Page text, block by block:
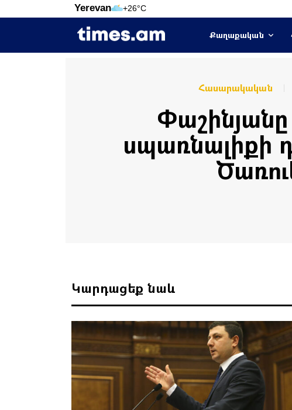
Yerevan +26°C
Քաղաքական
Հասարակական
սպառնալիքի
Կարդացեք նաև